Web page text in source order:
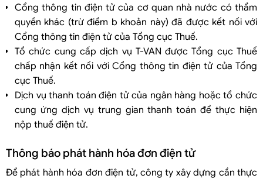
Cổng thông tin điện tử của cơ quan nhà nước có thẩm
quyền khác (trừ điểm b khoản này) đã được kết nối với
Cổng thông tin điện tử của Tổng cục Thuế.
Tổ chức cung cấp dịch vụ T-VAN được Tổng cục Thuế
chấp nhận kết nối với Cổng thông tin điện tử của Tổng
cục Thuế.
Dịch vụ thanh toán điện tử của ngân hàng hoặc tổ chức
cung ứng dịch vụ trung gian thanh toán để thực hiện
nộp thuế điện tử.
Thông báo phát hành hóa đơn điện tử
Để phát hành hóa đơn điện tử, công ty xây dựng cần thực